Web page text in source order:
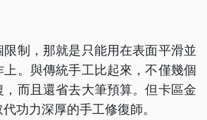
制，那就是只能用在表面平滑並
。與傳統手工比起來，不僅幾個
而且還省去大筆預算。但卡區金
功力深厚的手工修復師。